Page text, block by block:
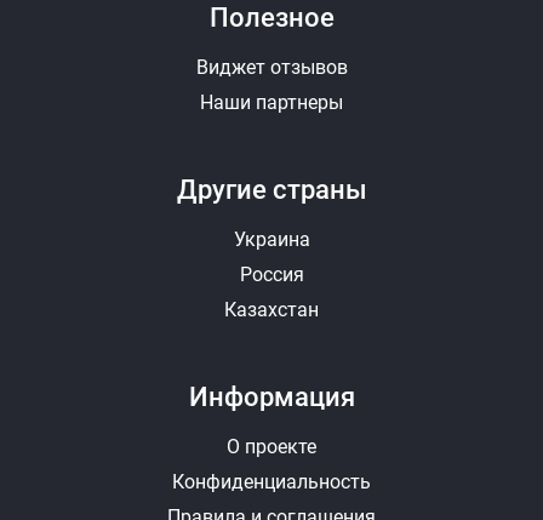
Другие страны
Украина
Россия
Казахстан
Полезное
Виджет отзывов
Наши партнеры
Информация
О проекте
Конфиденциальность